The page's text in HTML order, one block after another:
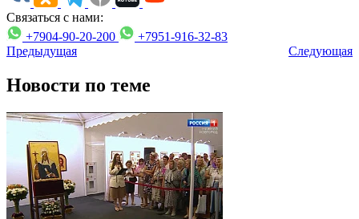
Связаться с нами:
+7904-90-20-200
+7951-916-32-83
Предыдущая
Следующая
Новости по теме